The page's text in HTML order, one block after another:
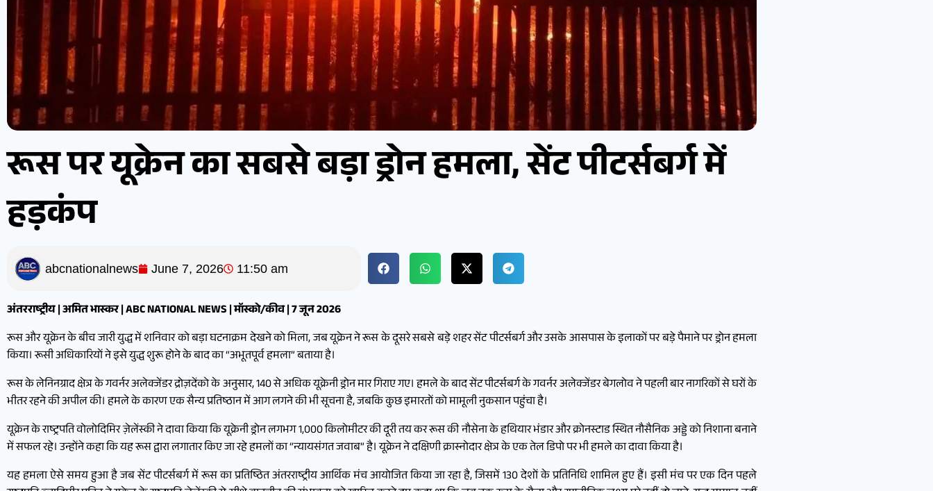
रूस पर यूक्रेन का सबसे बड़ा ड्रोन हमला, सेंट पीटर्सबर्ग में
हड़कंप
abcnationalnews June 7, 2026 11:50 am
अंतरराष्ट्रीय | अमित भास्कर | ABC NATIONAL NEWS | मॉस्को/कीव | 7 जून 2026
रूस और यूक्रेन के बीच जारी युद्ध में शनिवार को बड़ा घटनाक्रम देखने को मिला, जब यूक्रेन ने रूस के दूसरे सबसे बड़े शहर सेंट पीटर्सबर्ग और उसके आसपास के इलाकों पर बड़े पैमाने पर ड्रोन हमला
किया। रूसी अधिकारियों ने इसे युद्ध शुरू होने के बाद का “अभूतपूर्व हमला” बताया है।
रूस के लेनिनग्राद क्षेत्र के गवर्नर अलेक्जेंडर द्रोज़देंको के अनुसार, 140 से अधिक यूक्रेनी ड्रोन मार गिराए गए। हमले के बाद सेंट पीटर्सबर्ग के गवर्नर अलेक्जेंडर बेगलोव ने पहली बार नागरिकों से घरों के
भीतर रहने की अपील की। हमले के कारण एक सैन्य प्रतिष्ठान में आग लगने की भी सूचना है, जबकि कुछ इमारतों को मामूली नुकसान पहुंचा है।
यूक्रेन के राष्ट्रपति वोलोदिमिर ज़ेलेंस्की ने दावा किया कि यूक्रेनी ड्रोन लगभग 1,000 किलोमीटर की दूरी तय कर रूस की नौसेना के हथियार भंडार और क्रोनस्टाड स्थित नौसैनिक अड्डे को निशाना बनाने
में सफल रहे। उन्होंने कहा कि यह रूस द्वारा लगातार किए जा रहे हमलों का “न्यायसंगत जवाब” है। यूक्रेन ने दक्षिणी क्रास्नोदार क्षेत्र के एक तेल डिपो पर भी हमले का दावा किया है।
यह हमला ऐसे समय हुआ है जब सेंट पीटर्सबर्ग में रूस का प्रतिष्ठित अंतरराष्ट्रीय आर्थिक मंच आयोजित किया जा रहा है, जिसमें 130 देशों के प्रतिनिधि शामिल हुए हैं। इसी मंच पर एक दिन पहले